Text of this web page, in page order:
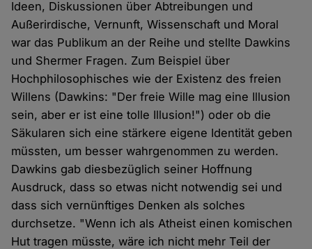
Ideen, Diskussionen über Abtreibungen und
Außerirdische, Vernunft, Wissenschaft und Moral
war das Publikum an der Reihe und stellte Dawkins
und Shermer Fragen. Zum Beispiel über
Hochphilosophisches wie der Existenz des freien
Willens (Dawkins: "Der freie Wille mag eine Illusion
sein, aber er ist eine tolle Illusion!") oder ob die
Säkularen sich eine stärkere eigene Identität geben
müssten, um besser wahrgenommen zu werden.
Dawkins gab diesbezüglich seiner Hoffnung
Ausdruck, dass so etwas nicht notwendig sei und
dass sich vernünftiges Denken als solches
durchsetze. "Wenn ich als Atheist einen komischen
Hut tragen müsste, wäre ich nicht mehr Teil der